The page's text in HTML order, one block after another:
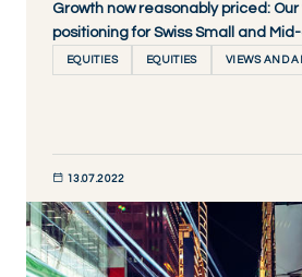
Growth now reasonably priced: Our
positioning for Swiss Small and
EQUITIES EQUITIES VIEWS AND
13.07.2022
DÉCOUVRIR MAINTENANT